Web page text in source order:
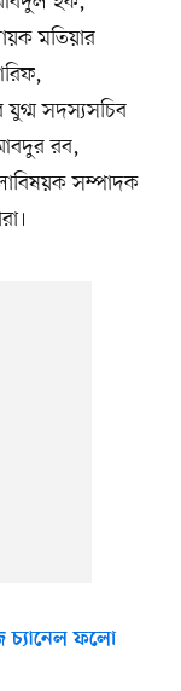
মতিয়ার
যুগ্ম সদস্যসচিব
রব,
সম্পাদক
ফলো